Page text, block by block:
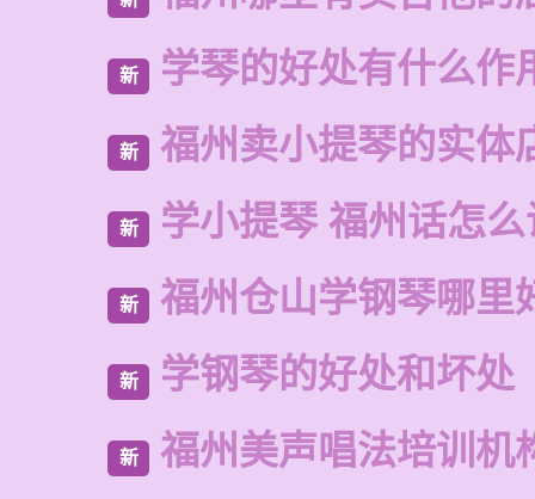
新 学琴的好处有什么作
新 福州卖小提琴的实体
新 学小提琴 福州话怎
新 福州仓山学钢琴哪里
新 学钢琴的好处和坏处
新 福州美声唱法培训机